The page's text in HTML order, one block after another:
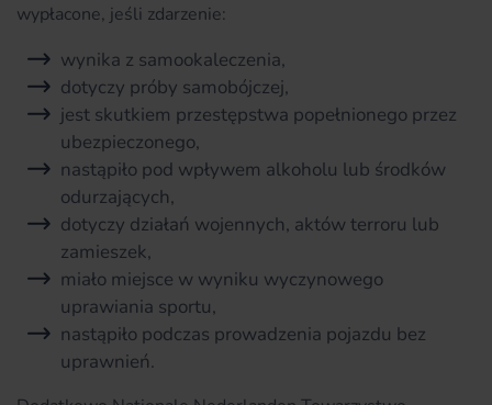
wypłacone, jeśli zdarzenie:
wynika z samookaleczenia,
dotyczy próby samobójczej,
jest skutkiem przestępstwa popełnionego przez
ubezpieczonego,
nastąpiło pod wpływem alkoholu lub środków
odurzających,
dotyczy działań wojennych, aktów terroru lub
zamieszek,
miało miejsce w wyniku wyczynowego
uprawiania sportu,
nastąpiło podczas prowadzenia pojazdu bez
uprawnień.